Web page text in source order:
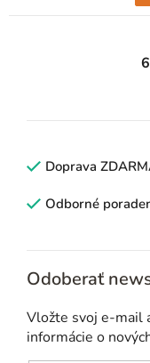
6
Doprava
Odborné
Odoberať
Vložte svoj e-mail
informácie o